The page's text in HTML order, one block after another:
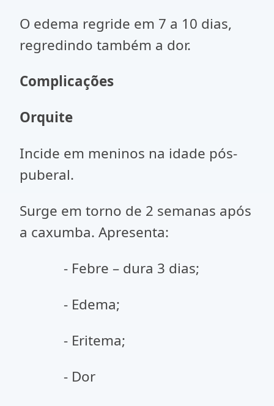
O edema regride em 7 a 10 dias,
regredindo também a dor.
Complicações
Orquite
Incide em meninos na idade pós-
puberal.
Surge em torno de 2 semanas após
a caxumba. Apresenta:
- Febre – dura 3 dias;
- Edema;
- Eritema;
- Dor